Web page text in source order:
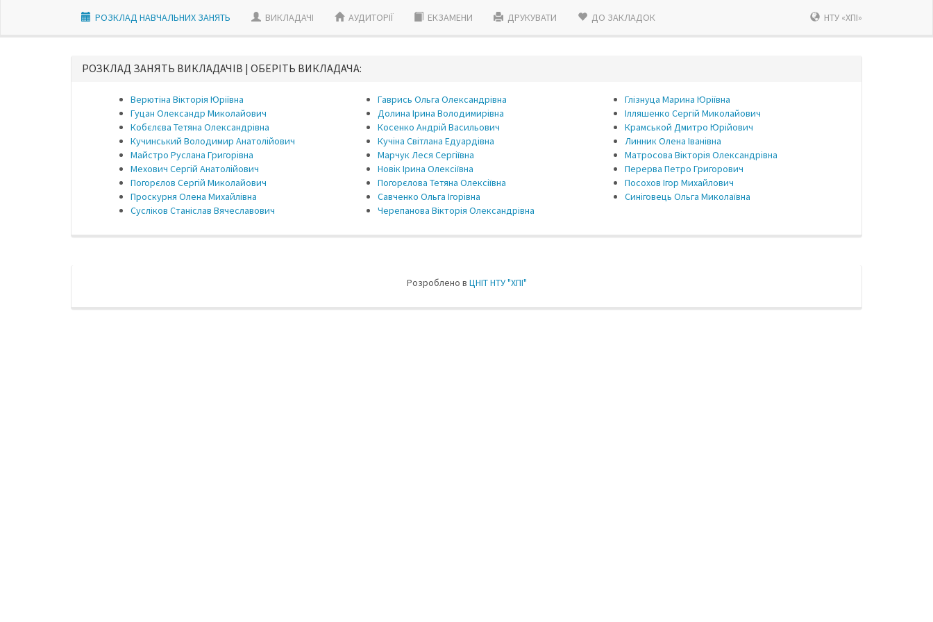
РОЗКЛАД НАВЧАЛЬНИХ ЗАНЯТЬ ВИКЛАДАЧI АУДИТОРІЇ ЕКЗАМЕНИ ДРУКУВАТИ ДО ЗАКЛАДОК НТУ «ХПІ»
РОЗКЛАД ЗАНЯТЬ ВИКЛАДАЧIВ | ОБЕРІТЬ ВИКЛАДАЧА:
Верютіна Вікторія Юріївна
Гуцан Олександр Миколайович
Кобєлєва Тетяна Олександрівна
Кучинський Володимир Анатолійович
Майстро Руслана Григорівна
Мехович Сергій Анатолійович
Погорєлов Сергій Миколайович
Проскурня Олена Михайлівна
Сусліков Станіслав Вячеславович
Гаврись Ольга Олександрівна
Долина Ірина Володимирівна
Косенко Андрій Васильович
Кучіна Світлана Едуардівна
Марчук Леся Сергіївна
Новік Ірина Олексіївна
Погорєлова Тетяна Олексіївна
Савченко Ольга Ігорівна
Черепанова Вікторія Олександрівна
Глізнуца Марина Юріївна
Ілляшенко Сергій Миколайович
Крамськой Дмитро Юрійович
Линник Олена Іванівна
Матросова Вікторія Олександрівна
Перерва Петро Григорович
Посохов Ігор Михайлович
Синіговець Ольга Миколаївна
Розроблено в ЦНIТ НТУ "ХПI"